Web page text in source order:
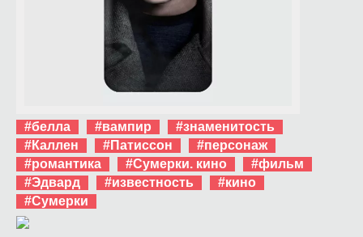
#белла #вампир
#знаменитость
#Каллен
#Патиссон
#персонаж
#романтика
#Сумерки. кино
#фильм
#Эдвард
#известность
#кино
#Сумерки